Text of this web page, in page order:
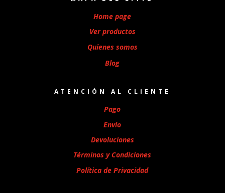
Home page
Ver productos
Quienes somos
Blog
ATENCIÓN AL CLIENTE
Pago
Envío
Devoluciones
Términos y Condiciones
Política de Privacidad